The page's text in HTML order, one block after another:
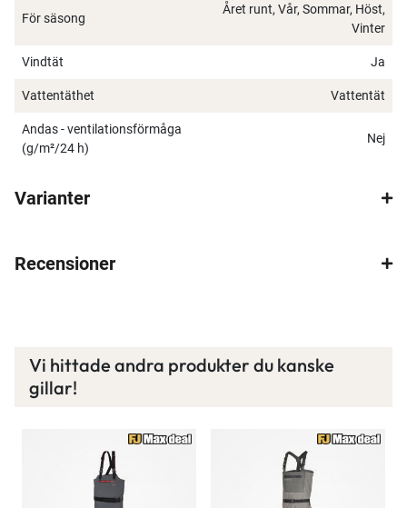
idag!
×
För säsong
Året runt, Vår, Sommar, Höst,
Vinter
Vindtät Ja
Vattentäthet Vattentät
Andas - ventilationsförmåga
(g/m²/24 h)
Nej
Varianter
Recensioner
Vi hittade andra produkter du kanske
gillar!